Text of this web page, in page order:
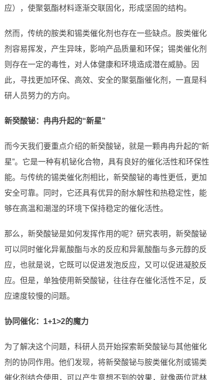
应），使聚氨酯材料逐渐交联固化，形成坚固的结构。
然而，传统的胺类和锡类催化剂也存在一些缺点。胺类催化
剂容易挥发，产生异味，影响产品质量和环保；锡类催化剂
则存在一定的毒性，对人体健康和环境造成潜在威胁。因
此，寻找更加环保、高效、安全的聚氨酯催化剂，一直是科
研人员努力的方向。
新癸酸铋：冉冉升起的“新星”
而今天我们要重点介绍的新癸酸铋，就是一颗冉冉升起的“新
星”。它是一种有机铋化合物，具有良好的催化活性和环保性
能。与传统的锡类催化剂相比，新癸酸铋的毒性更低，更加
安全可靠。同时，它还具有优异的耐水解性和热稳定性，能
够在高温和潮湿的环境下保持稳定的催化活性。
那么，新癸酸铋是如何发挥作用的呢？研究表明，新癸酸铋
可以同时催化异氰酸酯与水的反应和异氰酸酯与多元醇的反
应，也就是说，它既可以促进发泡反应，又可以促进凝胶反
应。但是，单独使用新癸酸铋，往往存在催化活性不足，反
应速度较慢的问题。
协同催化：1+1>2的魔力
为了解决这个问题，科研人员开始探索新癸酸铋与其他催化
剂的协同作用。他们发现，将新癸酸铋与胺类催化剂或锡类
催化剂结合使用，可以产生意想不到的效果，就像两位武林